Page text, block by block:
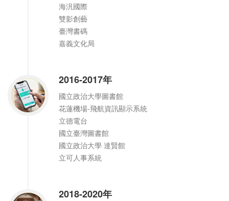
海汎國際
雙影創藝
臺灣書碼
嘉義文化局
2016-2017年
國立政治大學圖書館
花蓮機場-飛航資訊顯示系統
立德電台
國立臺灣圖書館
國立政治大學 達賢館
立可人事系統
2018-2020年